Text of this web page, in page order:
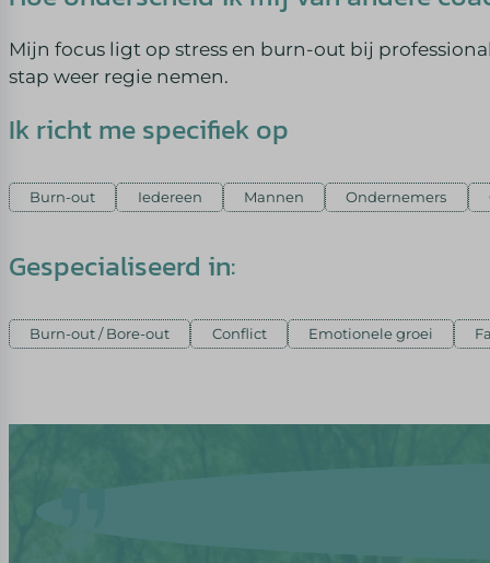
Mijn focus ligt op stress en burn-out bij
stap weer regie nemen.
Ik richt me specifiek op
Burn-out Iedereen Mannen Ondernemers
Gespecialiseerd in:
Burn-out / Bore-out Conflict Emotionele groei